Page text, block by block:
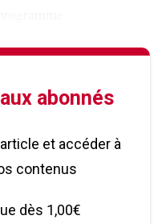
abonnés
et accéder à
contenus
dès 1,00€